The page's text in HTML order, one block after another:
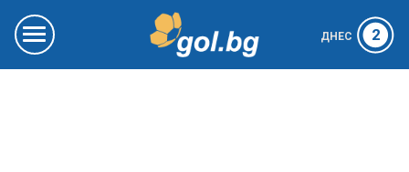
ДНЕС 2